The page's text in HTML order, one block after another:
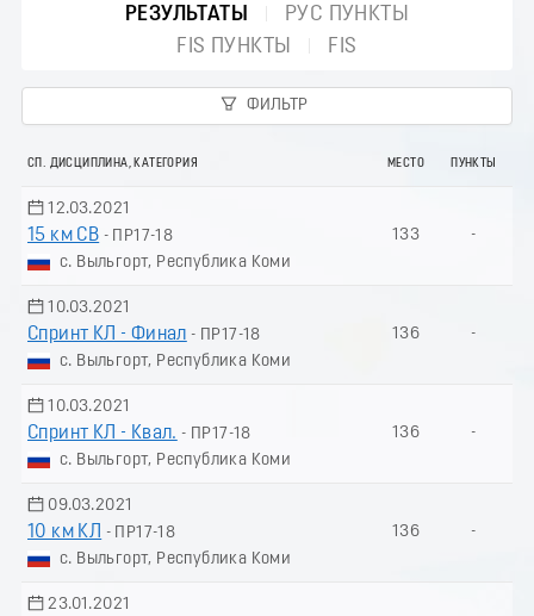
РЕЗУЛЬТАТЫ
РУС ПУНКТЫ
FIS ПУНКТЫ
FIS
ФИЛЬТР
СП. ДИСЦИПЛИНА, КАТЕГОРИЯ МЕСТО ПУНКТЫ
12.03.2021
15 км СВ - ПР17-18
с. Выльгорт, Республика Коми
133 -
10.03.2021
Спринт КЛ - Финал - ПР17-18
с. Выльгорт, Республика Коми
136 -
10.03.2021
Спринт КЛ - Квал. - ПР17-18
с. Выльгорт, Республика Коми
136 -
09.03.2021
10 км КЛ
- ПР17-18
с. Выльгорт, Республика Коми
136 -
23.01.2021